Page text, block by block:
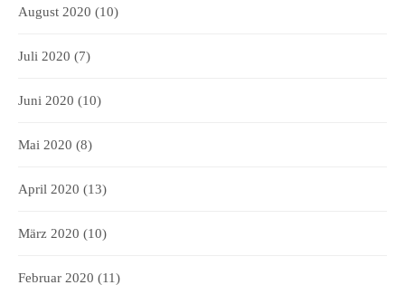
August 2020 (10)
Juli 2020 (7)
Juni 2020 (10)
Mai 2020 (8)
April 2020 (13)
März 2020 (10)
Februar 2020 (11)